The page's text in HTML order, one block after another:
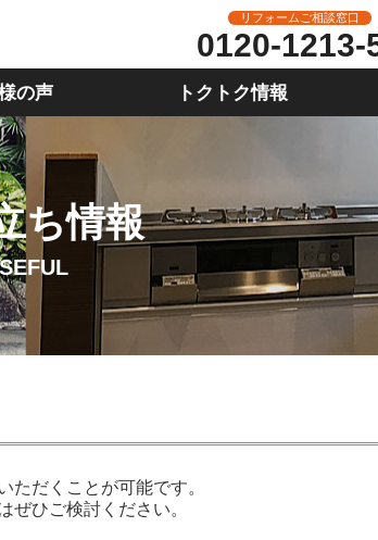
リフォームご相談窓口
0120-1213-
の声 トクトク情報
ち情報
ただくことが可能です。
ぜひご検討ください。